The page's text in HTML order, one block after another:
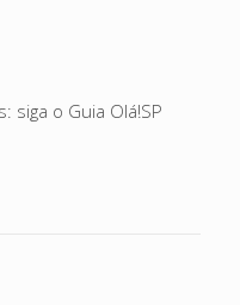
siga o Guia Olá!SP